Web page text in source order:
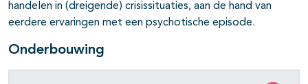
handelen in (dreigende) crisissituaties, aan de hand van
eerdere ervaringen met een psychotische episode.
Onderbouwing